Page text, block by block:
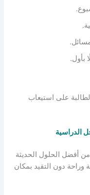
بأول.
على استيعاب
الدراسية
أفضل الحلول الحديثة
وراحة دون التقيد بمكان